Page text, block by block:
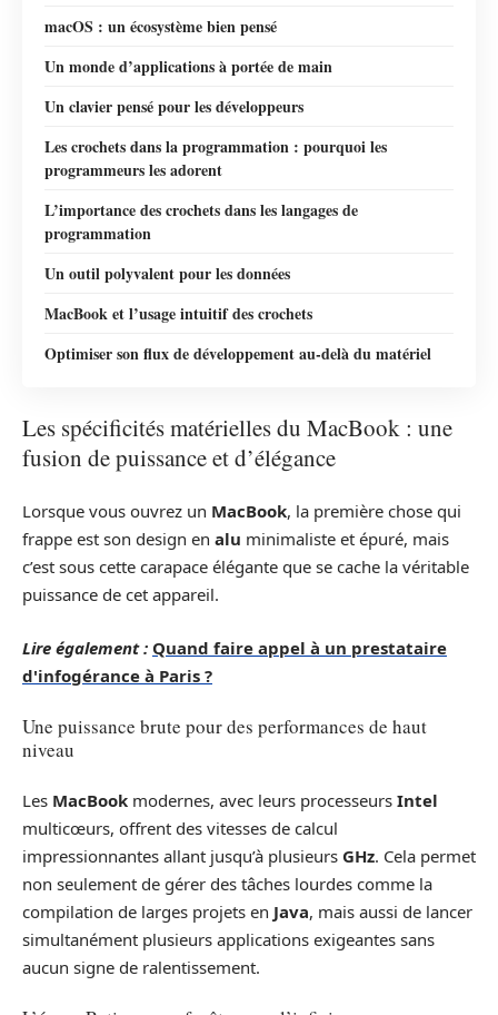
macOS : un écosystème bien pensé
Un monde d’applications à portée de main
Un clavier pensé pour les développeurs
Les crochets dans la programmation : pourquoi les
programmeurs les adorent
L’importance des crochets dans les langages de
programmation
Un outil polyvalent pour les données
MacBook et l’usage intuitif des crochets
Optimiser son flux de développement au‑delà du matériel
Les spécificités matérielles du MacBook : une
fusion de puissance et d’élégance
Lorsque vous ouvrez un MacBook, la première chose qui
frappe est son design en alu minimaliste et épuré, mais
c’est sous cette carapace élégante que se cache la véritable
puissance de cet appareil.
Lire également : Quand faire appel à un prestataire
d'infogérance à Paris ?
Une puissance brute pour des performances de haut
niveau
Les MacBook modernes, avec leurs processeurs Intel
multicœurs, offrent des vitesses de calcul
impressionnantes allant jusqu’à plusieurs GHz. Cela permet
non seulement de gérer des tâches lourdes comme la
compilation de larges projets en Java, mais aussi de lancer
simultanément plusieurs applications exigeantes sans
aucun signe de ralentissement.